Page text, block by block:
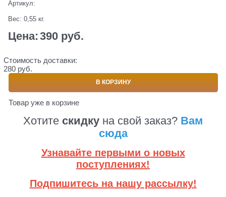
Артикул:
Вес: 0,55 кг.
Цена:390 руб.
Стоимость доставки:
280 руб.
В КОРЗИНУ
Товар уже в корзине
Хотите скидку на свой заказ? Вам
сюда
Узнавайте первыми о новых
поступлениях!
Подпишитесь на нашу рассылку!